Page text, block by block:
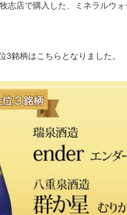
志店で購入した、ミネラルウ
銘柄はこちらとなりました。